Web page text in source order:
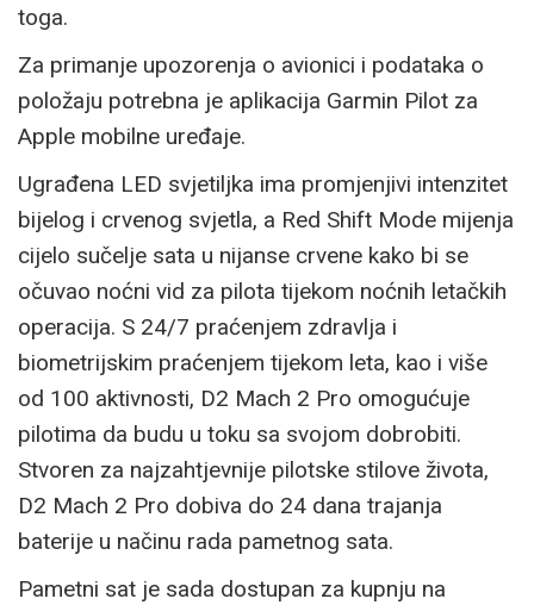
toga.
Za primanje upozorenja o avionici i podataka o
položaju potrebna je aplikacija Garmin Pilot za
Apple mobilne uređaje.
Ugrađena LED svjetiljka ima promjenjivi intenzitet
bijelog i crvenog svjetla, a Red Shift Mode mijenja
cijelo sučelje sata u nijanse crvene kako bi se
očuvao noćni vid za pilota tijekom noćnih letačkih
operacija. S 24/7 praćenjem zdravlja i
biometrijskim praćenjem tijekom leta, kao i više
od 100 aktivnosti, D2 Mach 2 Pro omogućuje
pilotima da budu u toku sa svojom dobrobiti.
Stvoren za najzahtjevnije pilotske stilove života,
D2 Mach 2 Pro dobiva do 24 dana trajanja
baterije u načinu rada pametnog sata.
Pametni sat je sada dostupan za kupnju na